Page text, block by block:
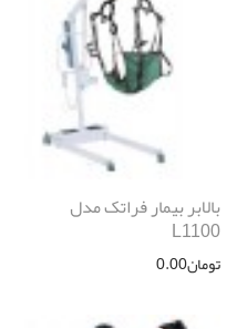
بالابر بیمار فراتک مدل
L1100
تومان0.00